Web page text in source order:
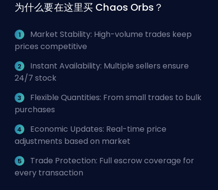
为什么要在这里买 Chaos Orbs？
Market Stability: High-volume trades keep
prices competitive
Instant Availability: Multiple sellers ensure
24/7 stock
Flexible Quantities: From small trades to bulk
purchases
Economic Updates: Real-time price
adjustments based on market
Trade Protection: Full escrow coverage for
every transaction